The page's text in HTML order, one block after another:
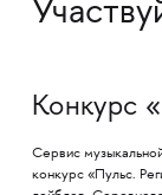
Конкурс
Сервис
конкурс «Пульс.